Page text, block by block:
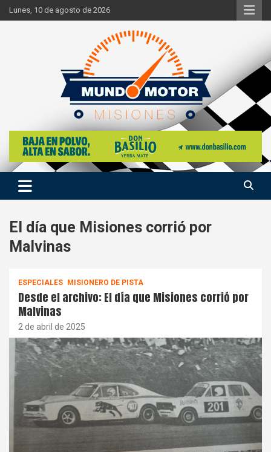
Skip
to
Lunes, 10 de agosto de 2026
Mundo Motor Misiones
Si hay ruido de motores ahí estaremos
El día que Misiones corrió por
Malvinas
ESPECIALES MISIONERO DE PISTA
Desde el archivo: El día que Misiones corrió por
Malvinas
2 de abril de 2025